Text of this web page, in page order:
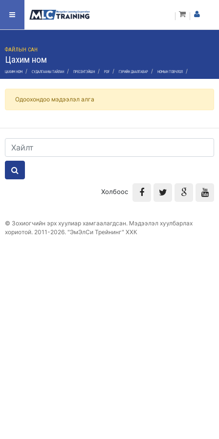
ФАЙЛЫН САН
Цахим ном
ЦАХИМ НОМ / СУДАЛГААНЫ ТАЙЛАН / ПРЕСЕНТЭЙШН / PDF / ГЭРИЙН ДААЛГАВАР / НОМЫН ТОВЧЛОЛ /
Одоохондоо мэдээлэл алга
Холбоос
© Зохиогчийн эрх хуулиар хамгаалагдсан. Мэдээлэл хуулбарлах
хориотой. 2011-2026. "ЭмЭлСи Трейнинг" ХХК